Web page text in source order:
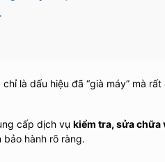
là dấu hiệu đã “già máy” mà
cấp dịch vụ kiểm tra, sửa chữa
hành rõ ràng.